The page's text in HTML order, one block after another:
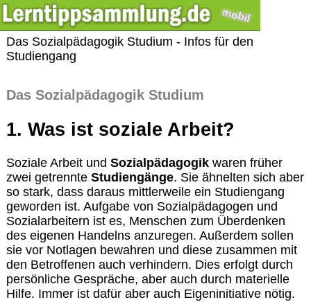
Das Sozialpädagogik Studium - Infos für den
Studiengang
Das Sozialpädagogik Studium
1. Was ist soziale Arbeit?
Soziale Arbeit und Sozialpädagogikwaren früher
zwei getrennte Studiengänge. Sie ähnelten sich aber
so stark, dass daraus mittlerweile ein Studiengang
geworden ist. Aufgabe von Sozialpädagogen und
Sozialarbeitern ist es, Menschen zum Überdenken
des eigenen Handelns anzuregen. Außerdem sollen
sie vor Notlagen bewahren und diese zusammen mit
den Betroffenen auch verhindern. Dies erfolgt durch
persönliche Gespräche, aber auch durch materielle
Hilfe. Immer ist dafür aber auch Eigeninitiative nötig.